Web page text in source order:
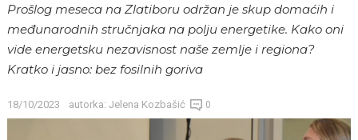
Prošlog meseca na Zlatiboru održan je skup domaćih i
međunarodnih stručnjaka na polju energetike. Kako oni
vide energetsku nezavisnost naše zemlje i regiona?
Kratko i jasno: bez fosilnih goriva
18/10/2023 autorka: Jelena Kozbašić 0